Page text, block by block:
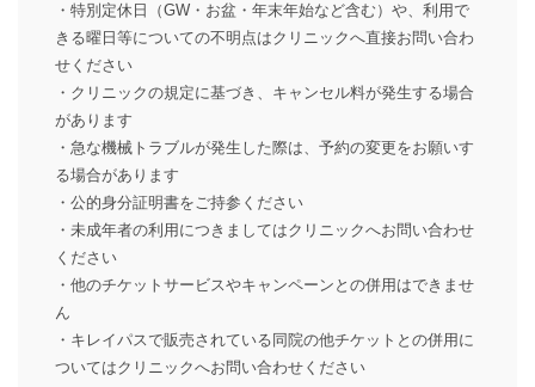
・特別定休日（GW・お盆・年末年始など含む）や、利用で
きる曜日等についての不明点はクリニックへ直接お問い合わ
せください
・クリニックの規定に基づき、キャンセル料が発生する場合
があります
・急な機械トラブルが発生した際は、予約の変更をお願いす
る場合があります
・公的身分証明書をご持参ください
・未成年者の利用につきましてはクリニックへお問い合わせ
ください
・他のチケットサービスやキャンペーンとの併用はできませ
ん
・キレイパスで販売されている同院の他チケットとの併用に
ついてはクリニックへお問い合わせください